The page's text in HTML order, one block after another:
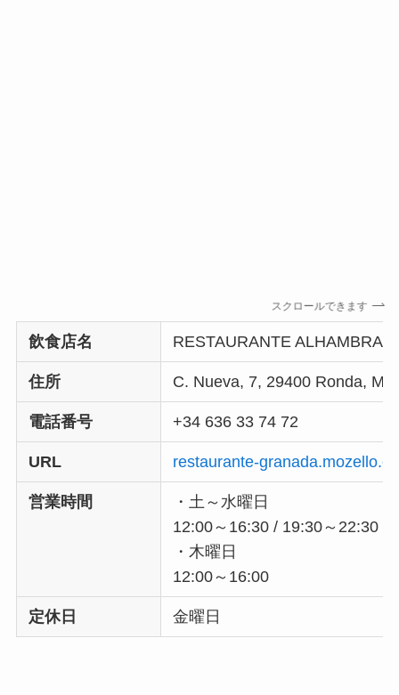
スクロールできます
飲食店名 RESTAURANTE ALHAMBRA
住所 C. Nueva, 7, 29400 Ronda,
電話番号 +34 636 33 74 72
URL restaurante-granada.mozello.es
営業時間
・土～水曜日
12:00～16:30 / 19:30～22:30
・木曜日
12:00～16:00
定休日 金曜日